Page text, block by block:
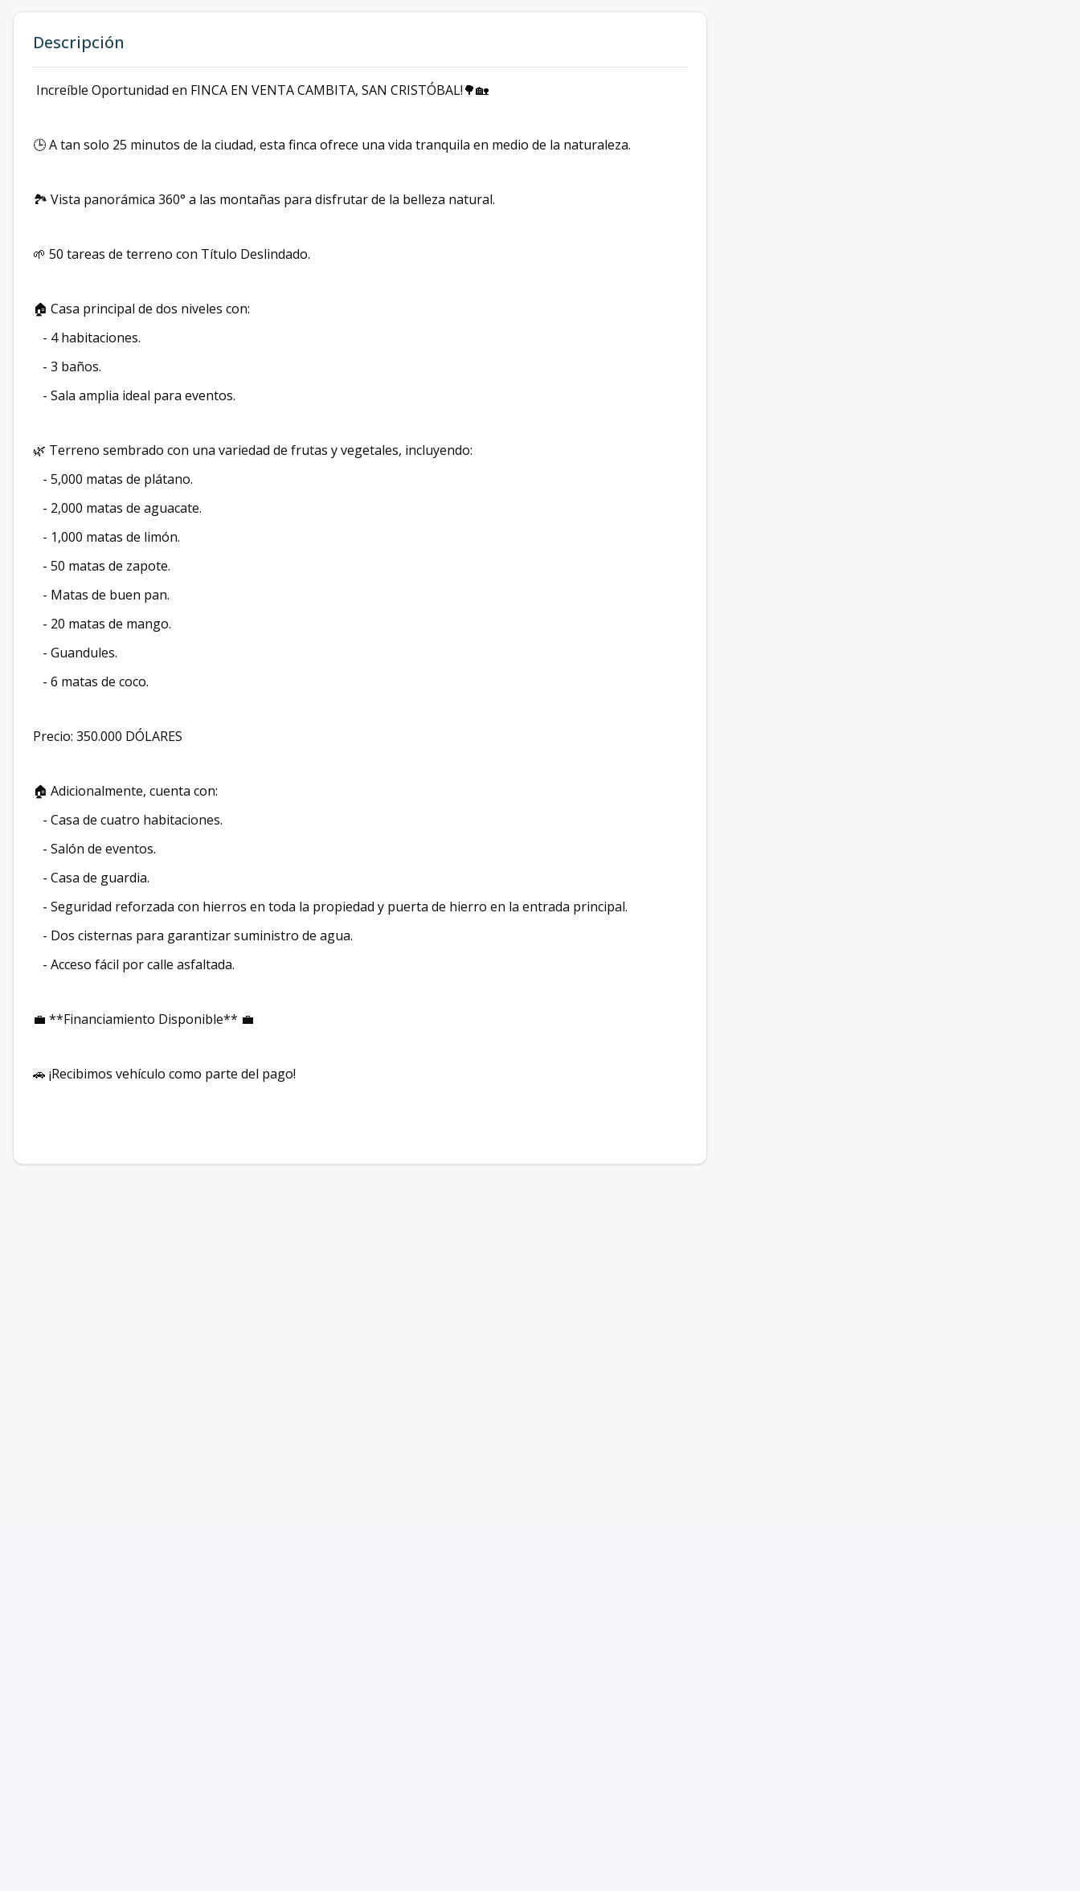
Descripción
Increíble Oportunidad en FINCA EN VENTA CAMBITA, SAN CRISTÓBAL!🌳🏡
🕒 A tan solo 25 minutos de la ciudad, esta finca ofrece una vida tranquila en medio de la naturaleza.
🏞️ Vista panorámica 360° a las montañas para disfrutar de la belleza natural.
🌱 50 tareas de terreno con Título Deslindado.
🏠 Casa principal de dos niveles con:
- 4 habitaciones.
- 3 baños.
- Sala amplia ideal para eventos.
🌿 Terreno sembrado con una variedad de frutas y vegetales, incluyendo:
- 5,000 matas de plátano.
- 2,000 matas de aguacate.
- 1,000 matas de limón.
- 50 matas de zapote.
- Matas de buen pan.
- 20 matas de mango.
- Guandules.
- 6 matas de coco.
Precio: 350.000 DÓLARES
🏠 Adicionalmente, cuenta con:
- Casa de cuatro habitaciones.
- Salón de eventos.
- Casa de guardia.
- Seguridad reforzada con hierros en toda la propiedad y puerta de hierro en la entrada principal.
- Dos cisternas para garantizar suministro de agua.
- Acceso fácil por calle asfaltada.
💼 **Financiamiento Disponible** 💼
🚗 ¡Recibimos vehículo como parte del pago!